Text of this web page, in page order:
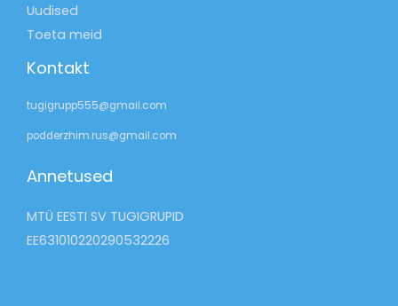
Uudised
Toeta meid
Kontakt
tugigrupp555@gmail.com
podderzhim.rus@gmail.com
Annetused
MTÜ EESTI SV TUGIGRUPID
EE631010220290532226